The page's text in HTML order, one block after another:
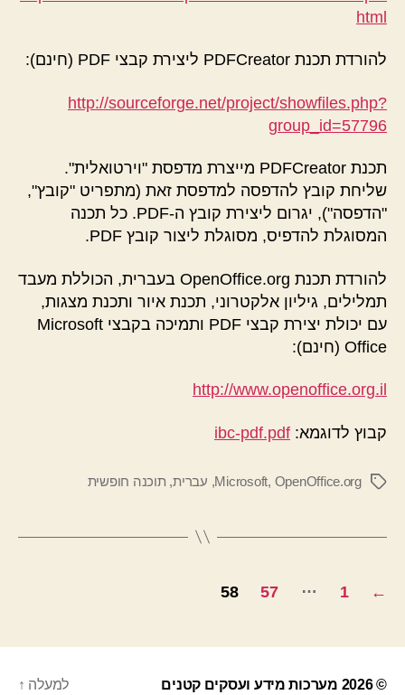
html
להורדת תכנת PDFCreator ליצירת קבצי PDF (חינם):
http://sourceforge.net/project/showfiles.php?
group_id=57796
תכנת PDFCreator מייצרת מדפסת "וירטואלית".
שליחת קובץ להדפסה למדפסת זאת (מתפריט "קובץ",
"הדפסה"), יגרום ליצירת קובץ ה-PDF. כל תכנה
המסוגלת להדפיס, מסוגלת ליצור קובץ PDF.
להורדת תכנת OpenOffice.org בעברית, הכוללת מעבד
תמלילים, גיליון אלקטרוני, תכנת איור ותכנת מצגות,
עם יכולת יצירת קבצי PDF ותמיכה בקבצי Microsoft
Office (חינם):
http://www.openoffice.org.il
קבוץ לדוגמא: ibc-pdf.pdf
תגיות Microsoft, OpenOffice.org
, עברית, תוכנה חופשית
Posts
←
1
…
57
58
© 2026 מערכות מידע ועסקים קטנים למעלה ↑